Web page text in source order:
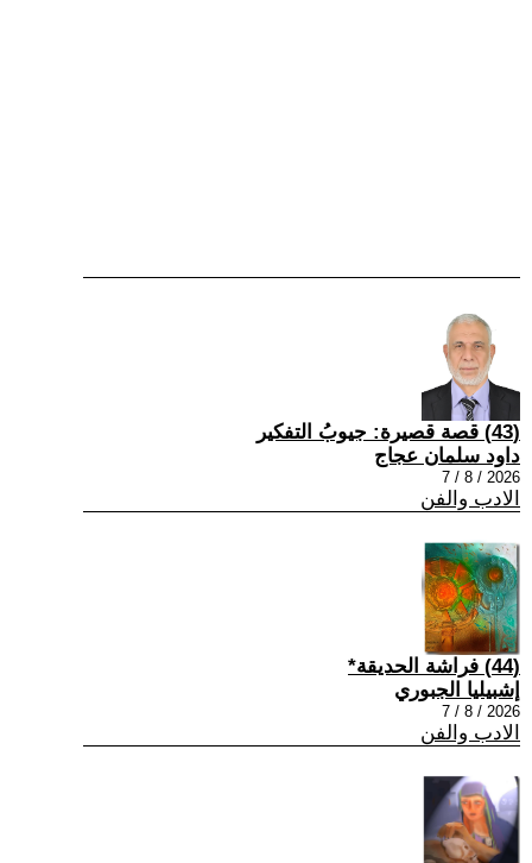
(43) قصة قصيرة: جيوبُ التفكير
داود سلمان عجاج
2026 / 8 / 7
الادب والفن
(44) فراشة الحديقة*
إشبيليا الجبوري
2026 / 8 / 7
الادب والفن